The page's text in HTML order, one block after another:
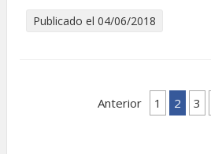
Publicado el 04/06/2018
Anterior 1 2 3